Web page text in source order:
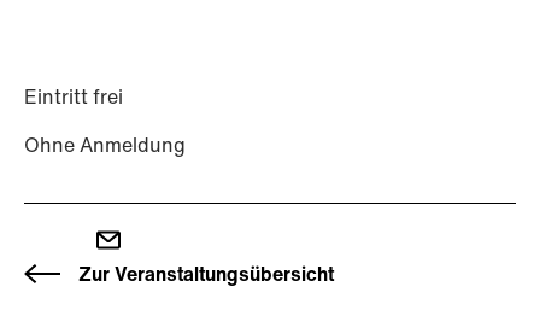
Eintritt frei
Ohne Anmeldung
Zur Veranstaltungsübersicht